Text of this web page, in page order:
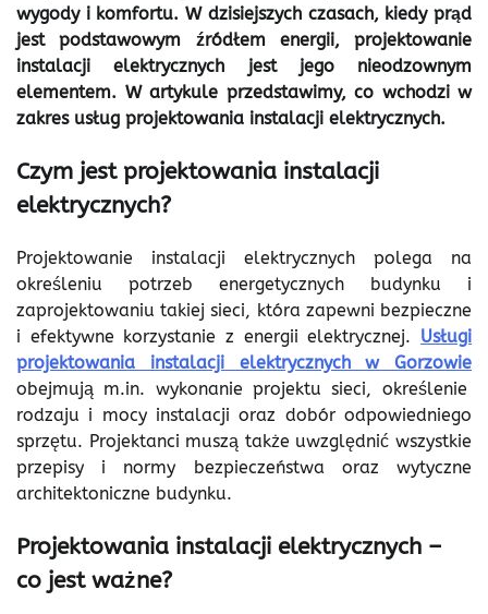
wygody i komfortu. W dzisiejszych czasach, kiedy prąd
jest podstawowym źródłem energii, projektowanie
instalacji elektrycznych jest jego nieodzownym
elementem. W artykule przedstawimy, co wchodzi w
zakres usług projektowania instalacji elektrycznych.
Czym jest projektowania instalacji
elektrycznych?
Projektowanie instalacji elektrycznych polega na
określeniu potrzeb energetycznych budynku i
zaprojektowaniu takiej sieci, która zapewni bezpieczne
i efektywne korzystanie z energii elektrycznej. Usługi
projektowania instalacji elektrycznych w Gorzowie
obejmują m.in. wykonanie projektu sieci, określenie
rodzaju i mocy instalacji oraz dobór odpowiedniego
sprzętu. Projektanci muszą także uwzględnić wszystkie
przepisy i normy bezpieczeństwa oraz wytyczne
architektoniczne budynku.
Projektowania instalacji elektrycznych –
co jest ważne?